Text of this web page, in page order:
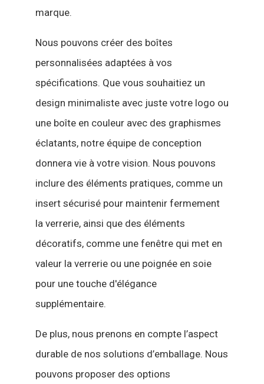
marque.
Nous pouvons créer des boîtes
personnalisées adaptées à vos
spécifications. Que vous souhaitiez un
design minimaliste avec juste votre logo ou
une boîte en couleur avec des graphismes
éclatants, notre équipe de conception
donnera vie à votre vision. Nous pouvons
inclure des éléments pratiques, comme un
insert sécurisé pour maintenir fermement
la verrerie, ainsi que des éléments
décoratifs, comme une fenêtre qui met en
valeur la verrerie ou une poignée en soie
pour une touche d'élégance
supplémentaire.
De plus, nous prenons en compte l’aspect
durable de nos solutions d’emballage. Nous
pouvons proposer des options